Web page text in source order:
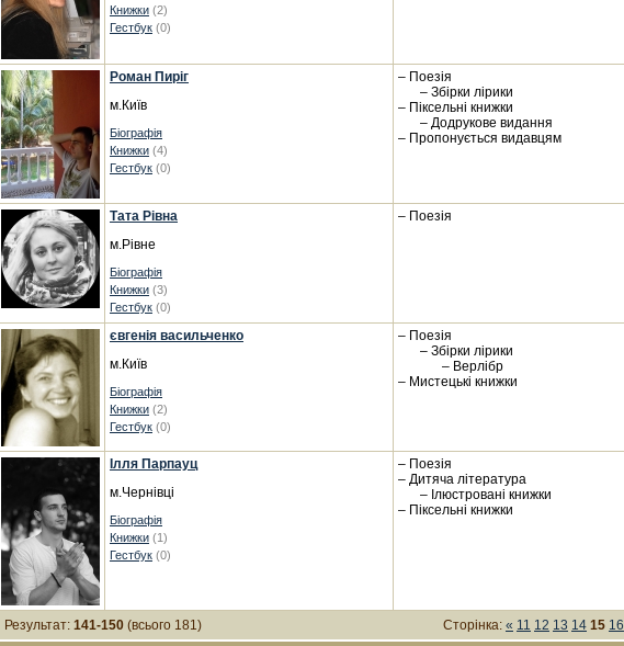
Книжки (2)
Гестбук (0)
Роман Пиріг
м.Київ
Біографія
Книжки (4)
Гестбук (0)
– Поезія
– Збірки лірики
– Піксельні книжки
– Додрукове видання
– Пропонується видавцям
Тата Рівна
м.Рівне
Біографія
Книжки (3)
Гестбук (0)
– Поезія
євгенія васильченко
м.Київ
Біографія
Книжки (2)
Гестбук (0)
– Поезія
– Збірки лірики
– Верлібр
– Мистецькі книжки
Ілля Парпауц
м.Чернівці
Біографія
Книжки (1)
Гестбук (0)
– Поезія
– Дитяча література
– Ілюстровані книжки
– Піксельні книжки
Результат: 141-150 (всього 181) Сторінка: « 11 12 13 14 15 16